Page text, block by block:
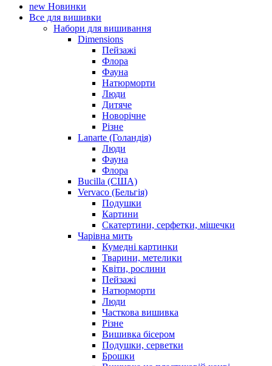
new Новинки
Все для вишивки
Набори для вишивання
Dimensions
Пейзажі
Флора
Фауна
Натюрморти
Люди
Дитяче
Новорічне
Різне
Lanarte (Голандія)
Люди
Фауна
Флора
Bucilla (США)
Vervaco (Бельгія)
Подушки
Картини
Скатертини, серфетки, мішечки
Чарiвна мить
Кумедні картинки
Тварини, метелики
Квіти, рослини
Пейзажі
Натюрморти
Люди
Часткова вишивка
Різне
Вишивка бісером
Подушки, серветки
Брошки